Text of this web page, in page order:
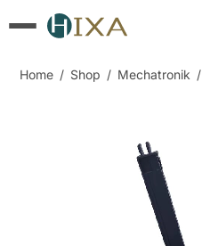
Home / Shop / Mechatronik /